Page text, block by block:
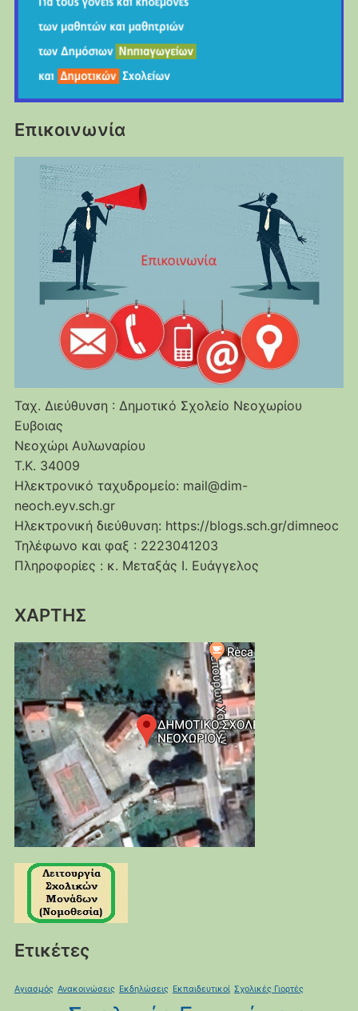
Επικοινωνία
Ταχ. Διεύθυνση : Δημοτικό Σχολείο Νεοχωρίου
Ευβοιας
Νεοχώρι Αυλωναρίου
Τ.Κ. 34009
Ηλεκτρονικό ταχυδρομείο: mail@dim-
neoch.eyv.sch.gr
Ηλεκτρονική διεύθυνση: https://blogs.sch.gr/dimneoc
Τηλέφωνο και φαξ : 2223041203
Πληροφορίες : κ. Μεταξάς Ι. Ευάγγελος
ΧΑΡΤΗΣ
Ετικέτες
Αγιασμός Ανακοινώσεις Εκδηλώσεις Εκπαιδευτικοί Σχολικές Γιορτές